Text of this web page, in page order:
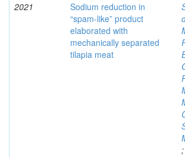
2021
Sodium reduction in
“spam-like” product
elaborated with
mechanically separated
tilapia meat
;